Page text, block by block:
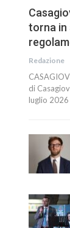
torna in
Redazione
di
luglio